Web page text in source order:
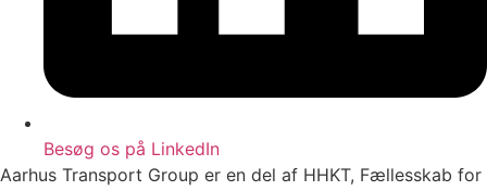
Besøg os på LinkedIn
Aarhus Transport Group er en del af HHKT, Fællesskab for